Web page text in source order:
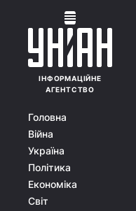
ІНФОРМАЦІЙНЕ
АГЕНТСТВО
Головна
Війна
Україна
Політика
Економіка
Світ